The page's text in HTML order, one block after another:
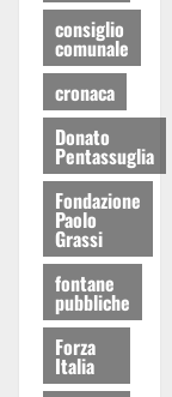
consiglio
comunale
cronaca
Donato
Pentassuglia
Fondazione
Paolo
Grassi
fontane
pubbliche
Forza
Italia